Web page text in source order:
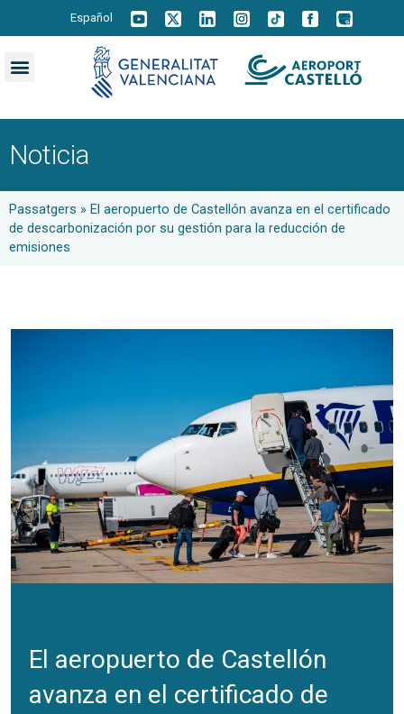
Español
Noticia
Passatgers » El aeropuerto de Castellón avanza en el certificado
de descarbonización por su gestión para la reducción de
emisiones
El aeropuerto de Castellón
avanza en el certificado de